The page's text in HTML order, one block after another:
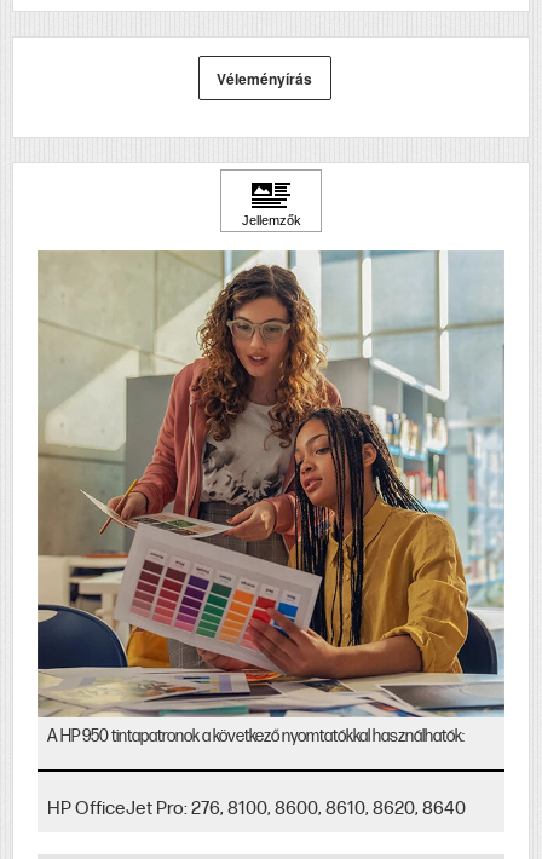
Véleményírás
A HP 950 tintapatronok a következő nyomtatókkal használhatók:
HP OfficeJet Pro: 276, 8100, 8600, 8610, 8620, 8640